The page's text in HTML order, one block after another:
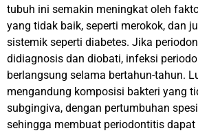
tubuh ini semakin meningkat oleh
yang tidak baik, seperti merokok, dan
sistemik seperti diabetes. Jika
didiagnosis dan diobati, infeksi
berlangsung selama bertahun-tahun.
mengandung komposisi bakteri yang
subgingiva, dengan pertumbuhan
sehingga membuat periodontitis